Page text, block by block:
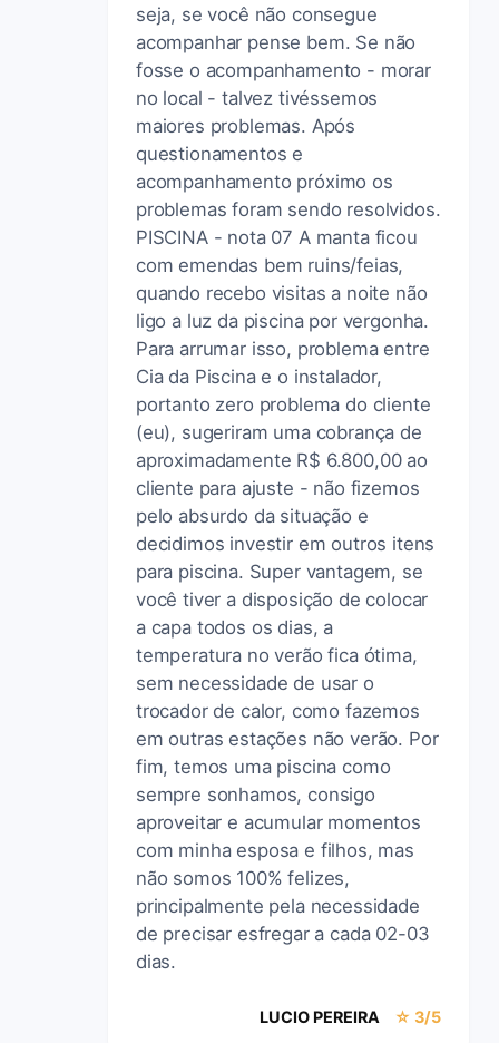
seja, se você não consegue
acompanhar pense bem. Se não
fosse o acompanhamento - morar
no local - talvez tivéssemos
maiores problemas. Após
questionamentos e
acompanhamento próximo os
problemas foram sendo resolvidos.
PISCINA - nota 07 A manta ficou
com emendas bem ruins/feias,
quando recebo visitas a noite não
ligo a luz da piscina por vergonha.
Para arrumar isso, problema entre
Cia da Piscina e o instalador,
portanto zero problema do cliente
(eu), sugeriram uma cobrança de
aproximadamente R$ 6.800,00 ao
cliente para ajuste - não fizemos
pelo absurdo da situação e
decidimos investir em outros itens
para piscina. Super vantagem, se
você tiver a disposição de colocar
a capa todos os dias, a
temperatura no verão fica ótima,
sem necessidade de usar o
trocador de calor, como fazemos
em outras estações não verão. Por
fim, temos uma piscina como
sempre sonhamos, consigo
aproveitar e acumular momentos
com minha esposa e filhos, mas
não somos 100% felizes,
principalmente pela necessidade
de precisar esfregar a cada 02-03
dias.
LUCIO PEREIRA ☆ 3/5